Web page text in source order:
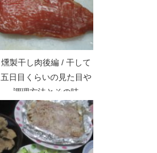
燻製干し肉後編 / 干して
五日目くらいの見た目や
調理方法とその味